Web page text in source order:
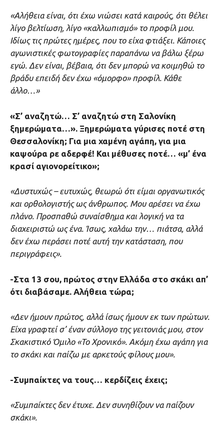
«Αλήθεια είναι, ότι έχω νιώσει κατά καιρούς, ότι θέλει
λίγο βελτίωση, λίγο «καλλωπισμό» το προφίλ μου.
Ιδίως τις πρώτες ημέρες, που το είχα φτιάξει. Κάποιες
αγωνιστικές φωτογραφίες παραπάνω να βάλω ξέρω
εγώ. Δεν είναι, βέβαια, ότι δεν μπορώ να κοιμηθώ το
βράδυ επειδή δεν έχω «όμορφο» προφίλ. Κάθε
άλλο…»
«Σ’ αναζητώ… Σ’ αναζητώ στη Σαλονίκη
ξημερώματα…». Ξημερώματα γύρισες ποτέ στη
Θεσσαλονίκη; Για μια χαμένη αγάπη, για μια
καψούρα ρε αδερφέ! Και μέθυσες ποτέ… «μ’ ένα
κρασί αγιονορείτικο»;
«Δυστυχώς – ευτυχώς, θεωρώ ότι είμαι οργανωτικός
και ορθολογιστής ως άνθρωπος. Μου αρέσει να έχω
πλάνο. Προσπαθώ συναίσθημα και λογική να τα
διαχειριστώ ως ένα. Ίσως, χαλάω την… πιάτσα, αλλά
δεν έχω περάσει ποτέ αυτή την κατάσταση, που
περιγράφεις».
-Στα 13 σου, πρώτος στην Ελλάδα στο σκάκι απ’
ότι διαβάσαμε. Αλήθεια τώρα;
«Δεν ήμουν πρώτος, αλλά ίσως ήμουν εκ των πρώτων.
Είχα γραφτεί σ’ έναν σύλλογο της γειτονιάς μου, στον
Σκακιστικό Όμιλο «Το Χρονικό». Ακόμη έχω αγάπη για
το σκάκι και παίζω με αρκετούς φίλους μου».
-Συμπαίκτες να τους… κερδίζεις έχεις;
«Συμπαίκτες δεν έτυχε. Δεν συνηθίζουν να παίζουν
σκάκι».